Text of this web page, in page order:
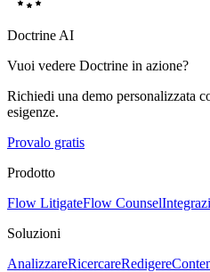
Doctrine AI
Vuoi vedere Doctrine in azione?
Richiedi una demo personalizzata
esigenze.
Provalo gratis
Prodotto
Flow LitigateFlow Counsel
Soluzioni
AnalizzareRicercareRedigere